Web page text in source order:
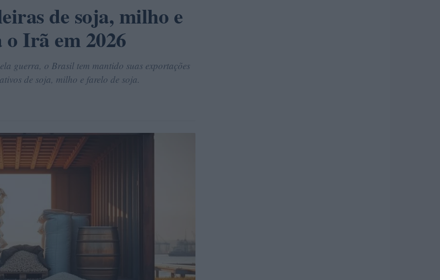
de soja, milho e
Irã em 2026
guerra, o Brasil tem mantido suas exportações
de soja, milho e farelo de soja.